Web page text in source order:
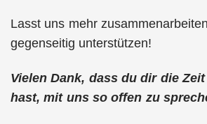
Lasst uns mehr
gegenseitig unterstützen!
Vielen Dank, dass du dir die
hast, mit uns so offen zu